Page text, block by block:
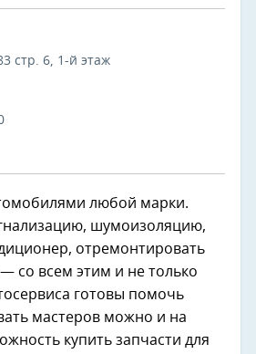
стр. 6,​ 1-й этаж
любой марки.
шумоизоляцию,
отремонтировать
— со всем этим и не только
готовы помочь
мастеров можно и на
купить запчасти для